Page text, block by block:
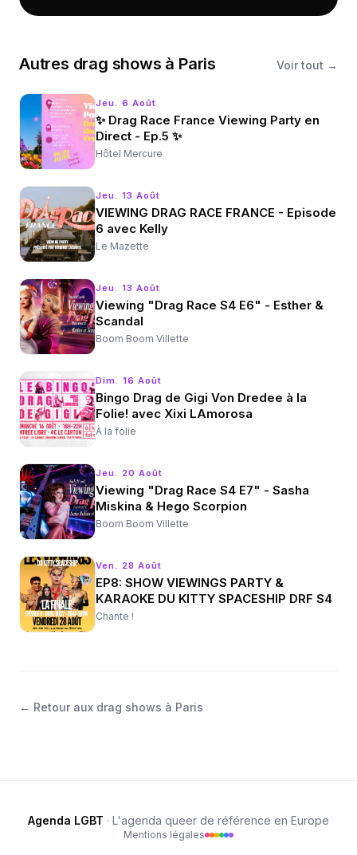
Autres drag shows à Paris Voir tout →
Jeu. 6 Août
✨ Drag Race France Viewing Party en
Direct - Ep.5 ✨
Hôtel Mercure
Jeu. 13 Août
VIEWING DRAG RACE FRANCE - Episode
6 avec Kelly
Le Mazette
Jeu. 13 Août
Viewing "Drag Race S4 E6" - Esther &
Scandal
Boom Boom Villette
Dim. 16 Août
Bingo Drag de Gigi Von Dredee à la
Folie! avec Xixi LAmorosa
À la folie
Jeu. 20 Août
Viewing "Drag Race S4 E7" - Sasha
Miskina & Hego Scorpion
Boom Boom Villette
Ven. 28 Août
EP8: SHOW VIEWINGS PARTY &
KARAOKE DU KITTY SPACESHIP DRF S4
Chante !
← Retour aux drag shows à Paris
Agenda LGBT · L'agenda queer de référence en Europe
Mentions légales